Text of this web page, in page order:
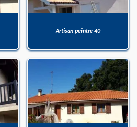
Artisan peintre 40